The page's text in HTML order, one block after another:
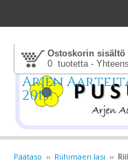
Ostoskorin sisältö
0 tuotetta -
Arjen
2013!
Päätaso ›› Riihimäen lasi ››